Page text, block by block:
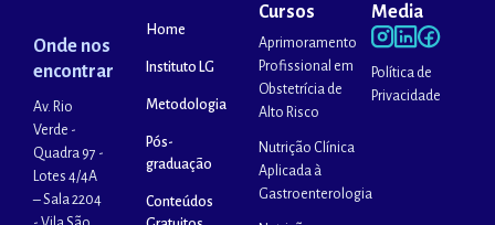
Onde nos
encontrar
Av. Rio
Verde -
Quadra 97 -
Lotes 4/4A
– Sala 2204
Home
Instituto LG
Metodologia
Pós-
graduação
Conteúdos
Cursos
Aprimoramento
Profissional em
Obstetrícia de
Alto Risco
Nutrição Clínica
Aplicada à
Gastroenterologia
Media
Política de
Privacidade